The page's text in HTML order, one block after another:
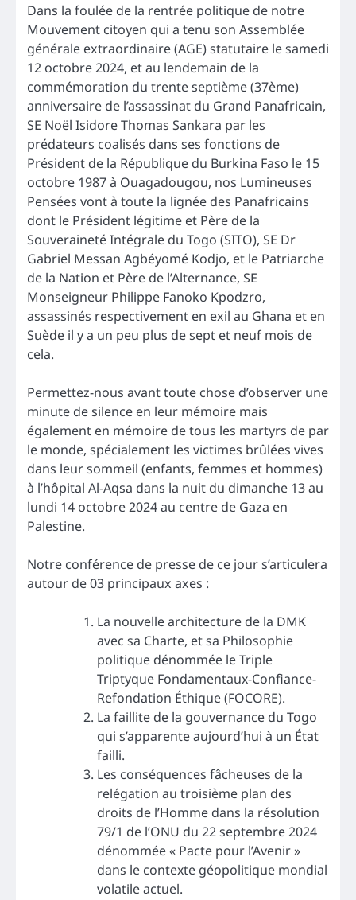
Dans la foulée de la rentrée politique de notre
Mouvement citoyen qui a tenu son Assemblée
générale extraordinaire (AGE) statutaire le samedi
12 octobre 2024, et au lendemain de la
commémoration du trente septième (37ème)
anniversaire de l’assassinat du Grand Panafricain,
SE Noël Isidore Thomas Sankara par les
prédateurs coalisés dans ses fonctions de
Président de la République du Burkina Faso le 15
octobre 1987 à Ouagadougou, nos Lumineuses
Pensées vont à toute la lignée des Panafricains
dont le Président légitime et Père de la
Souveraineté Intégrale du Togo (SITO), SE Dr
Gabriel Messan Agbéyomé Kodjo, et le Patriarche
de la Nation et Père de l’Alternance, SE
Monseigneur Philippe Fanoko Kpodzro,
assassinés respectivement en exil au Ghana et en
Suède il y a un peu plus de sept et neuf mois de
cela.
Permettez-nous avant toute chose d’observer une
minute de silence en leur mémoire mais
également en mémoire de tous les martyrs de par
le monde, spécialement les victimes brûlées vives
dans leur sommeil (enfants, femmes et hommes)
à l’hôpital Al-Aqsa dans la nuit du dimanche 13 au
lundi 14 octobre 2024 au centre de Gaza en
Palestine.
Notre conférence de presse de ce jour s’articulera
autour de 03 principaux axes :
La nouvelle architecture de la DMK
avec sa Charte, et sa Philosophie
politique dénommée le Triple
Triptyque Fondamentaux-Confiance-
Refondation Éthique (FOCORE).
La faillite de la gouvernance du Togo
qui s’apparente aujourd’hui à un État
failli.
Les conséquences fâcheuses de la
relégation au troisième plan des
droits de l’Homme dans la résolution
79/1 de l’ONU du 22 septembre 2024
dénommée « Pacte pour l’Avenir »
dans le contexte géopolitique mondial
volatile actuel.